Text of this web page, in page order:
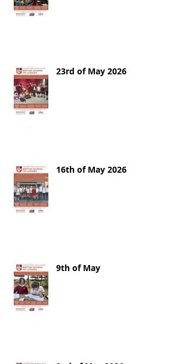
23rd of May 2026
16th of May 2026
9th of May